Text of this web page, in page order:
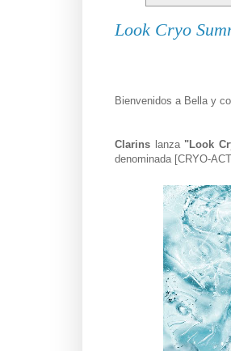
Look Cryo
Bienvenidos a Bella y
Clarins lanza "Look
denominada [CRYO-